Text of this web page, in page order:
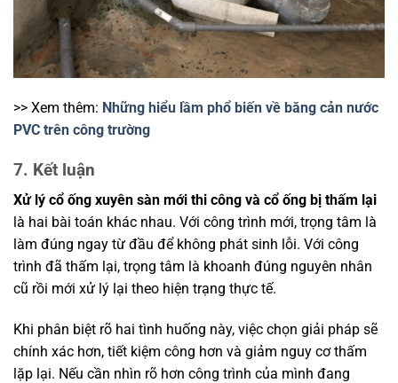
>> Xem thêm: Những hiểu lầm phổ biến về băng cản nước
PVC trên công trường
7. Kết luận
Xử lý cổ ống xuyên sàn mới thi công và cổ ống bị thấm lại
là hai bài toán khác nhau. Với công trình mới, trọng tâm là
làm đúng ngay từ đầu để không phát sinh lỗi. Với công
trình đã thấm lại, trọng tâm là khoanh đúng nguyên nhân
cũ rồi mới xử lý lại theo hiện trạng thực tế.
Khi phân biệt rõ hai tình huống này, việc chọn giải pháp sẽ
chính xác hơn, tiết kiệm công hơn và giảm nguy cơ thấm
lặp lại. Nếu cần nhìn rõ hơn công trình của mình đang